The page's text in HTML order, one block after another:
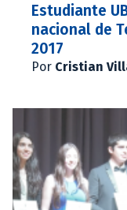
Estudiante
nacional de
2017
Por Cristian